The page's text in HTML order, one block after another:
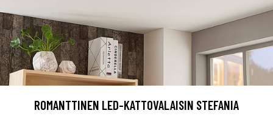
ROMANTTINEN LED-KATTOVALAISIN STEFANIA